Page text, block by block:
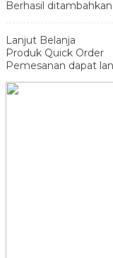
Berhasil
Lanjut Belanja
Produk Quick Order
Pemesanan dapat